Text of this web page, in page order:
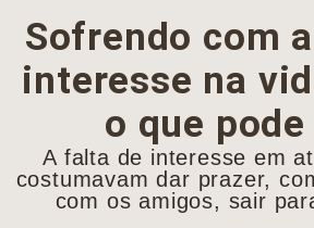
Sofrendo com
interesse na
o que pode
A falta de interesse em
costumavam dar prazer,
com os amigos, sair